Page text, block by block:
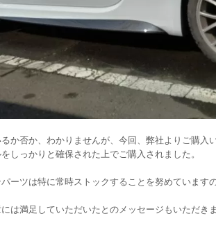
か否か、わかりませんが、今回、弊社よりご購入
しっかりと確保された上でご購入されました。
ーツは特に常時ストックすることを努めています
は満足していただいたとのメッセージもいただきま